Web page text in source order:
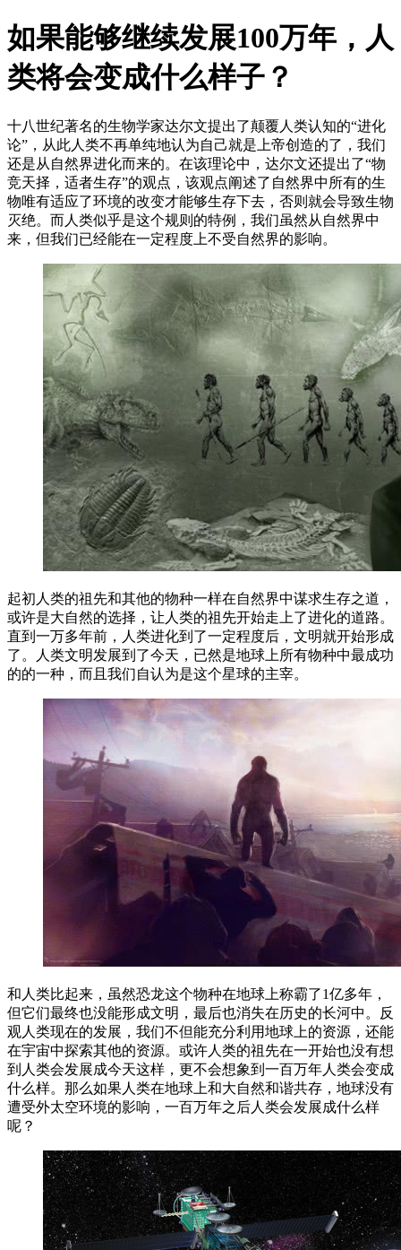
如果能够继续发展100万年，人
类将会变成什么样子？
十八世纪著名的生物学家达尔文提出了颠覆人类认知的“进化
论”，从此人类不再单纯地认为自己就是上帝创造的了，我们
还是从自然界进化而来的。在该理论中，达尔文还提出了“物
竞天择，适者生存”的观点，该观点阐述了自然界中所有的生
物唯有适应了环境的改变才能够生存下去，否则就会导致生物
灭绝。而人类似乎是这个规则的特例，我们虽然从自然界中
来，但我们已经能在一定程度上不受自然界的影响。
起初人类的祖先和其他的物种一样在自然界中谋求生存之道，
或许是大自然的选择，让人类的祖先开始走上了进化的道路。
直到一万多年前，人类进化到了一定程度后，文明就开始形成
了。人类文明发展到了今天，已然是地球上所有物种中最成功
的的一种，而且我们自认为是这个星球的主宰。
和人类比起来，虽然恐龙这个物种在地球上称霸了1亿多年，
但它们最终也没能形成文明，最后也消失在历史的长河中。反
观人类现在的发展，我们不但能充分利用地球上的资源，还能
在宇宙中探索其他的资源。或许人类的祖先在一开始也没有想
到人类会发展成今天这样，更不会想象到一百万年人类会变成
什么样。那么如果人类在地球上和大自然和谐共存，地球没有
遭受外太空环境的影响，一百万年之后人类会发展成什么样
呢？